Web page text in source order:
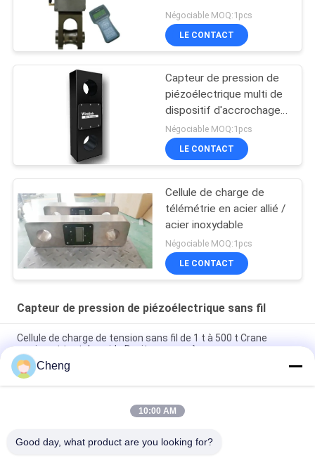
Négociable MOQ:1pcs
LE CONTACT
Capteur de pression de
piézoélectrique multi de
dispositif d'accrochage
de la Manche
Négociable MOQ:1pcs
LE CONTACT
Cellule de charge de
télémétrie en acier allié /
acier inoxydable
Négociable MOQ:1pcs
LE CONTACT
Capteur de pression de piézoélectrique sans fil
Cellule de charge de tension sans fil de 1 t à 500 t Crane
marine et test de poids Davit pour sac à eau
Cellule de charge de tension numérique sans fil LCD
Dynamomètre grue échelle Cellule de charge de 10 tonnes
Test de force de 50 tonnes Dynamomètre de liaison de
Cheng
10:00 AM
Good day, what product are you looking for?